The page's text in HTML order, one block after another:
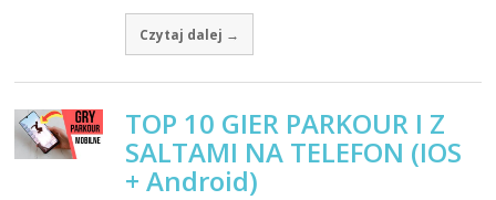
Czytaj dalej →
TOP 10 GIER PARKOUR I Z
SALTAMI NA TELEFON (IOS
+ Android)